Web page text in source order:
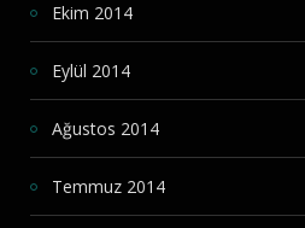
Ekim 2014
Eylül 2014
Ağustos 2014
Temmuz 2014